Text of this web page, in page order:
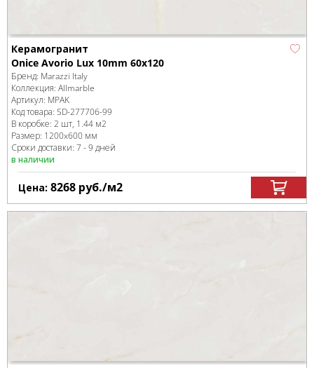
Керамогранит
Onice Avorio Lux 10mm 60x120
Бренд: Marazzi Italy
Коллекция: Allmarble
Артикул: MPAK
Код товара: SD-277706-99
В коробке: 2 шт, 1.44 м2
Размер: 1200x600 мм
Сроки доставки: 7 - 9 дней
в наличии
Цена: 8268 руб./м2